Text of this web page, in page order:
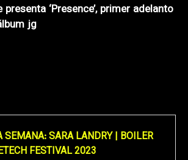
‘Presence’, primer adelanto
jg
SEMANA: SARA LANDRY | BOILER
FESTIVAL 2023